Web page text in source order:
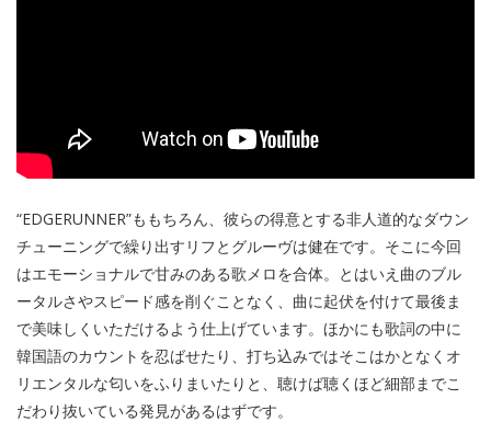
“EDGERUNNER”ももちろん、彼らの得意とする非人道的なダウン
チューニングで繰り出すリフとグルーヴは健在です。そこに今回
はエモーショナルで甘みのある歌メロを合体。とはいえ曲のブル
ータルさやスピード感を削ぐことなく、曲に起伏を付けて最後ま
で美味しくいただけるよう仕上げています。ほかにも歌詞の中に
韓国語のカウントを忍ばせたり、打ち込みではそこはかとなくオ
リエンタルな匂いをふりまいたりと、聴けば聴くほど細部までこ
だわり抜いている発見があるはずです。